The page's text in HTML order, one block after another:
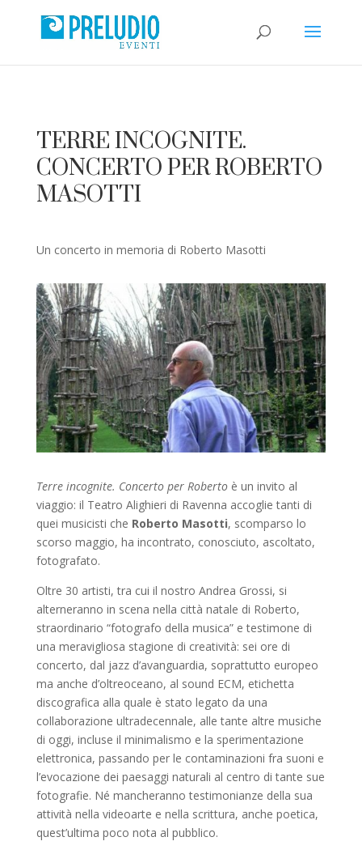
TERRE INCOGNITE.
CONCERTO PER ROBERTO
MASOTTI
Un concerto in memoria di Roberto Masotti
Terre incognite. Concerto per Robertoè un invito al
viaggio: il Teatro Alighieri di Ravenna accoglie tanti di
quei musicisti che Roberto Masotti, scomparso lo
scorso maggio, ha incontrato, conosciuto, ascoltato,
fotografato.
Oltre 30 artisti, tra cui il nostro Andrea Grossi, si
alterneranno in scena nella città natale di Roberto,
straordinario “fotografo della musica” e testimone di
una meravigliosa stagione di creatività: sei ore di
concerto, dal jazz d’avanguardia, soprattutto europeo
ma anche d’oltreoceano, al sound ECM, etichetta
discografica alla quale è stato legato da una
collaborazione ultradecennale, alle tante altre musiche
di oggi, incluse il minimalismo e la sperimentazione
elettronica, passando per le contaminazioni fra suoni e
l’evocazione dei paesaggi naturali al centro di tante sue
fotografie. Né mancheranno testimonianze della sua
attività nella videoarte e nella scrittura, anche poetica,
quest’ultima poco nota al pubblico.